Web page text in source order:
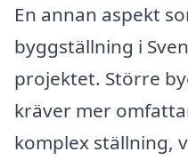
En annan aspekt
byggställning i
projektet. Större
kräver mer
komplex ställning,